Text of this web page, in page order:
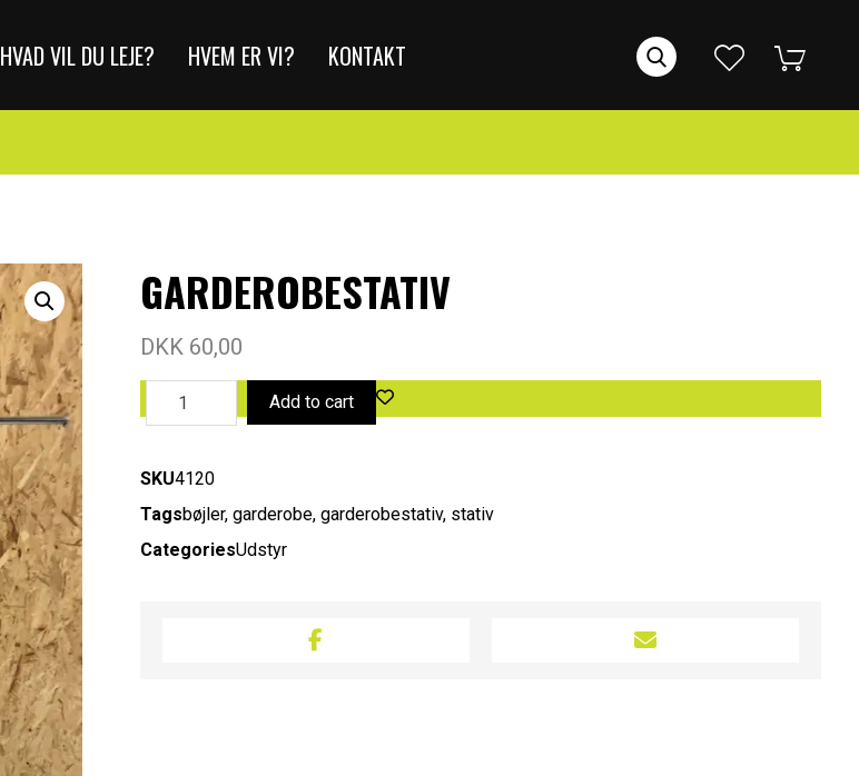
HVAD VIL DU LEJE? HVEM ER VI? KONTAKT
GARDEROBESTATIV
DKK60,00
Add to cart
SKU4120
Tagsbøjler, garderobe, garderobestativ, stativ
CategoriesUdstyr